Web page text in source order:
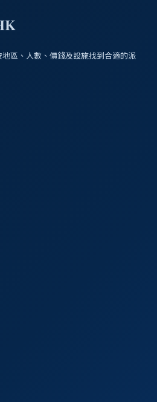
區、人數、價錢及設施找到合適的派